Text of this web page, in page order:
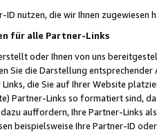
nutzen, die wir Ihnen zugewiesen
für alle Partner-Links
oder Ihnen von uns
Sie die Darstellung
die Sie auf Ihrer Website
Partner-Links so formatiert sind,
auffordern, Ihre Partner-Links
beispielsweise Ihre Partner-ID